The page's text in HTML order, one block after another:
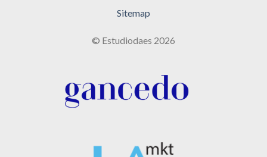
Sitemap
© Estudiodaes 2026